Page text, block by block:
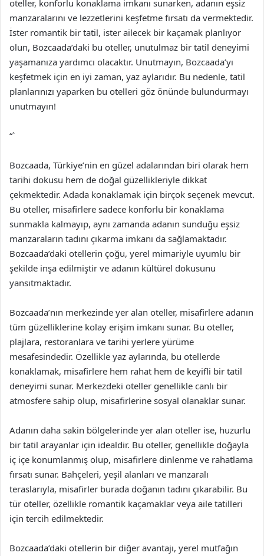
oteller, konforlu konaklama imkanı sunarken, adanın eşsiz
manzaralarını ve lezzetlerini keşfetme fırsatı da vermektedir.
İster romantik bir tatil, ister ailecek bir kaçamak planlıyor
olun, Bozcaada’daki bu oteller, unutulmaz bir tatil deneyimi
yaşamanıza yardımcı olacaktır. Unutmayın, Bozcaada’yı
keşfetmek için en iyi zaman, yaz aylarıdır. Bu nedenle, tatil
planlarınızı yaparken bu otelleri göz önünde bulundurmayı
unutmayın!
“`
Bozcaada, Türkiye’nin en güzel adalarından biri olarak hem
tarihi dokusu hem de doğal güzellikleriyle dikkat
çekmektedir. Adada konaklamak için birçok seçenek mevcut.
Bu oteller, misafirlere sadece konforlu bir konaklama
sunmakla kalmayıp, aynı zamanda adanın sunduğu eşsiz
manzaraların tadını çıkarma imkanı da sağlamaktadır.
Bozcaada’daki otellerin çoğu, yerel mimariyle uyumlu bir
şekilde inşa edilmiştir ve adanın kültürel dokusunu
yansıtmaktadır.
Bozcaada’nın merkezinde yer alan oteller, misafirlere adanın
tüm güzelliklerine kolay erişim imkanı sunar. Bu oteller,
plajlara, restoranlara ve tarihi yerlere yürüme
mesafesindedir. Özellikle yaz aylarında, bu otellerde
konaklamak, misafirlere hem rahat hem de keyifli bir tatil
deneyimi sunar. Merkezdeki oteller genellikle canlı bir
atmosfere sahip olup, misafirlerine sosyal olanaklar sunar.
Adanın daha sakin bölgelerinde yer alan oteller ise, huzurlu
bir tatil arayanlar için idealdir. Bu oteller, genellikle doğayla
iç içe konumlanmış olup, misafirlere dinlenme ve rahatlama
fırsatı sunar. Bahçeleri, yeşil alanları ve manzaralı
teraslarıyla, misafirler burada doğanın tadını çıkarabilir. Bu
tür oteller, özellikle romantik kaçamaklar veya aile tatilleri
için tercih edilmektedir.
Bozcaada’daki otellerin bir diğer avantajı, yerel mutfağın